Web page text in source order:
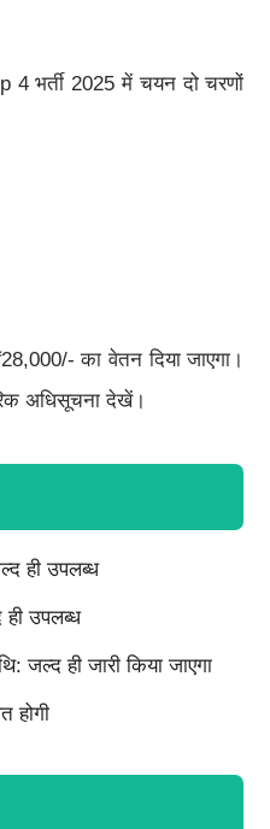
भर्ती 2025 में चयन दो चरणों
का वेतन दिया जाएगा।
अधिसूचना देखें।
ही उपलब्ध
उपलब्ध
जल्द ही जारी किया जाएगा
होगी